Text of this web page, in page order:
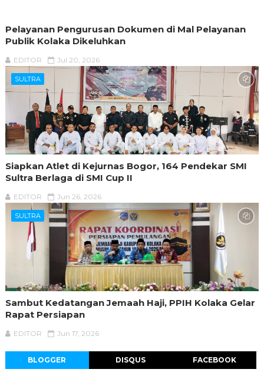
Pelayanan Pengurusan Dokumen di Mal Pelayanan
Publik Kolaka Dikeluhkan
EDITOR Jul 20, 2026
SULTRA
Siapkan Atlet di Kejurnas Bogor, 164 Pendekar SMI
Sultra Berlaga di SMI Cup II
EDITOR Jun 26, 2026
SULTRA
Sambut Kedatangan Jemaah Haji, PPIH Kolaka Gelar
Rapat Persiapan
EDITOR Jun 17, 2026
BLOGGER DISQUS FACEBOOK